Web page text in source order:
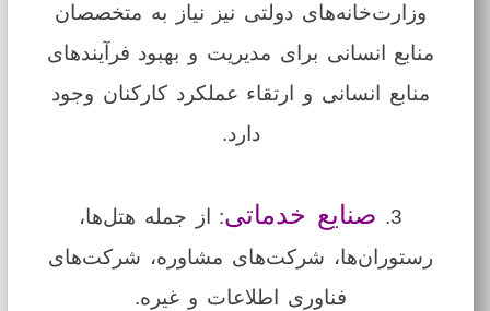
وزارت‌خانه‌های دولتی نیز نیاز به متخصصان
منابع انسانی برای مدیریت و بهبود فرآیندهای
منابع انسانی و ارتقاء عملکرد کارکنان وجود
دارد.
صنایع خدماتی: از جمله هتل‌ها،
رستوران‌ها، شرکت‌های مشاوره، شرکت‌های
فناوری اطلاعات و غیره.